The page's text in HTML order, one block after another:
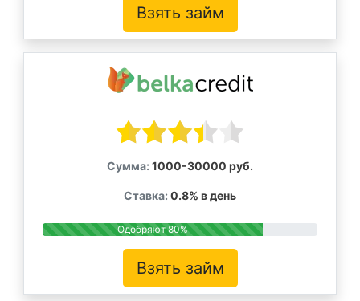
Взять займ
Сумма: 1000-30000 руб.
Ставка: 0.8% в день
Одобряют 80%
Взять займ